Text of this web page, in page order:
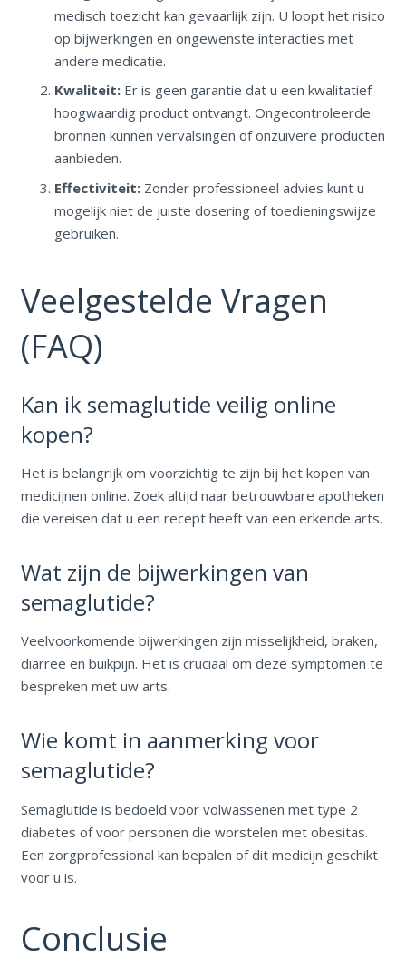
medisch toezicht kan gevaarlijk zijn. U loopt het risico
op bijwerkingen en ongewenste interacties met
andere medicatie.
Kwaliteit: Er is geen garantie dat u een kwalitatief
hoogwaardig product ontvangt. Ongecontroleerde
bronnen kunnen vervalsingen of onzuivere producten
aanbieden.
Effectiviteit: Zonder professioneel advies kunt u
mogelijk niet de juiste dosering of toedieningswijze
gebruiken.
Veelgestelde Vragen
(FAQ)
Kan ik semaglutide veilig online
kopen?
Het is belangrijk om voorzichtig te zijn bij het kopen van
medicijnen online. Zoek altijd naar betrouwbare apotheken
die vereisen dat u een recept heeft van een erkende arts.
Wat zijn de bijwerkingen van
semaglutide?
Veelvoorkomende bijwerkingen zijn misselijkheid, braken,
diarree en buikpijn. Het is cruciaal om deze symptomen te
bespreken met uw arts.
Wie komt in aanmerking voor
semaglutide?
Semaglutide is bedoeld voor volwassenen met type 2
diabetes of voor personen die worstelen met obesitas.
Een zorgprofessional kan bepalen of dit medicijn geschikt
voor u is.
Conclusie